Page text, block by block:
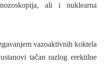
ali i nuklearna
vazoaktivnih koktela
tačan razlog erektilne